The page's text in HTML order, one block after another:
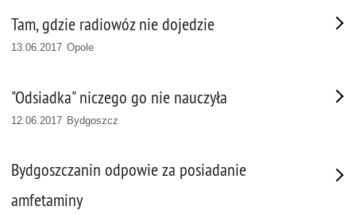
Tam, gdzie radiowóz nie dojedzie
13.06.2017 Opole
"Odsiadka" niczego go nie nauczyła
12.06.2017 Bydgoszcz
Bydgoszczanin odpowie za posiadanie
amfetaminy